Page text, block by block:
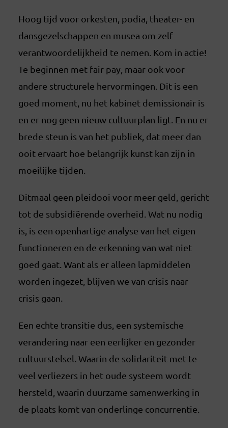
Hoog tijd voor orkesten, podia, theater- en
dansgezelschappen en musea om zelf
verantwoordelijkheid te nemen. Kom in actie!
Te beginnen met fair pay, maar ook voor
andere structurele hervormingen. Dit is een
goed moment, nu het kabinet demissionair is
en er nog geen nieuw cultuurplan ligt. En nu er
brede steun is van het publiek, dat meer dan
ooit ervaart hoe belangrijk kunst kan zijn in
moeilijke tijden.
Ditmaal geen pleidooi voor meer geld, gericht
tot de subsidiërende overheid. Wat nu nodig
is, is een openhartige analyse van het eigen
functioneren en de erkenning van wat niet
goed gaat. Want als er alleen lapmiddelen
worden ingezet, blijven we van crisis naar
crisis gaan.
Een echte transitie dus, een systemische
verandering naar een eerlijker en gezonder
cultuurstelsel. Waarin de solidariteit met te
veel verliezers in het oude systeem wordt
hersteld, waarin duurzame samenwerking in
de plaats komt van onderlinge concurrentie.